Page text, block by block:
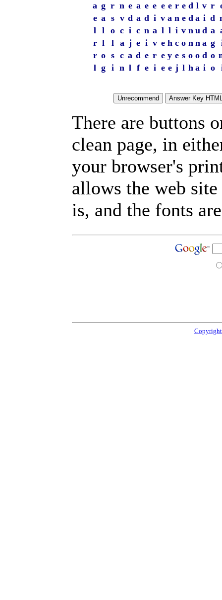
a g r n e a e e e e r e d l v r
e a s v d a d i v a n e d a i d
l l o c i c n a l l i v n u d a
r l l a j e i v e h c o n n a g
r o s c a d e r e y e s o o d o
l g i n l f e i e e j l h a i o
There are buttons
clean page, in
your browser's
allows the web
is, and the fonts